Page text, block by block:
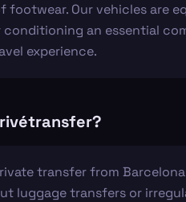
footwear. Our vehicles are
conditioning an essential
experience.
transfer from
luggage transfers or